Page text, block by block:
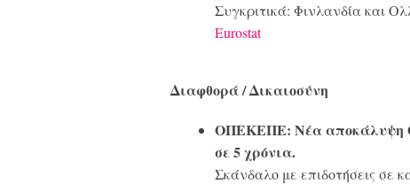
Συγκριτικά: Φινλανδία και
Eurostat
Διαφθορά / Δικαιοσύνη
ΟΠΕΚΕΠΕ: Νέα αποκάλυψη
σε 5 χρόνια.
Σκάνδαλο με επιδοτήσεις σε